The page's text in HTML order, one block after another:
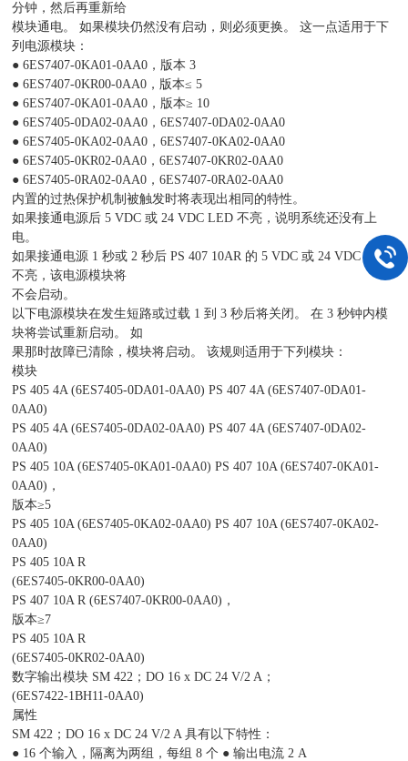
分钟，然后再重新给
模块通电。 如果模块仍然没有启动，则必须更换。 这一点适用于下
列电源模块：
● 6ES7407-0KA01-0AA0，版本 3
● 6ES7407-0KR00-0AA0，版本≤ 5
● 6ES7407-0KA01-0AA0，版本≥ 10
● 6ES7405-0DA02-0AA0，6ES7407-0DA02-0AA0
● 6ES7405-0KA02-0AA0，6ES7407-0KA02-0AA0
● 6ES7405-0KR02-0AA0，6ES7407-0KR02-0AA0
● 6ES7405-0RA02-0AA0，6ES7407-0RA02-0AA0
内置的过热保护机制被触发时将表现出相同的特性。
如果接通电源后 5 VDC 或 24 VDC LED 不亮，说明系统还没有上
电。
如果接通电源 1 秒或 2 秒后 PS 407 10AR 的 5 VDC 或 24 VDC LED
不亮，该电源模块将
不会启动。
以下电源模块在发生短路或过载 1 到 3 秒后将关闭。 在 3 秒钟内模
块将尝试重新启动。 如
果那时故障已清除，模块将启动。 该规则适用于下列模块：
模块
PS 405 4A (6ES7405-0DA01-0AA0) PS 407 4A (6ES7407-0DA01-
0AA0)
PS 405 4A (6ES7405-0DA02-0AA0) PS 407 4A (6ES7407-0DA02-
0AA0)
PS 405 10A (6ES7405-0KA01-0AA0) PS 407 10A (6ES7407-0KA01-
0AA0)，
版本≥5
PS 405 10A (6ES7405-0KA02-0AA0) PS 407 10A (6ES7407-0KA02-
0AA0)
PS 405 10A R
(6ES7405-0KR00-0AA0)
PS 407 10A R (6ES7407-0KR00-0AA0)，
版本≥7
PS 405 10A R
(6ES7405-0KR02-0AA0)
数字输出模块 SM 422；DO 16 x DC 24 V/2 A；
(6ES7422-1BH11-0AA0)
属性
SM 422；DO 16 x DC 24 V/2 A 具有以下特性：
● 16 个输入，隔离为两组，每组 8 个 ● 输出电流 2 A